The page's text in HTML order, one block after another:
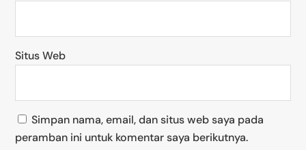
Situs Web
Simpan nama, email, dan situs web saya pada
peramban ini untuk komentar saya berikutnya.